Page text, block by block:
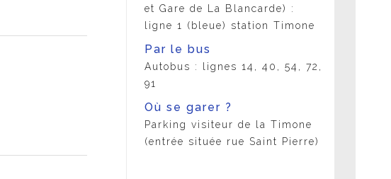
et Gare de La Blancarde) :
ligne 1 (bleue) station Timone
Par le bus
Autobus : lignes 14, 40, 54, 72,
91
Où se garer ?
Parking visiteur de la Timone
(entrée située rue Saint Pierre)